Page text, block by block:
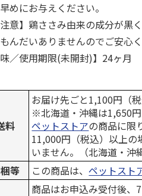
めにお与えください。
注意】鶏ささみ由来の成分が
んだいありませんのでご安心く
味／使用期限(未開封)】24ヶ月
料
お届け先ごと1,100円（税
※北海道・沖縄は1,650円
ペットストアの商品に限
11,000円（税込）以上の
いません。（北海道・沖
等
この商品は、ペットスト
商品はお申込み受付後、